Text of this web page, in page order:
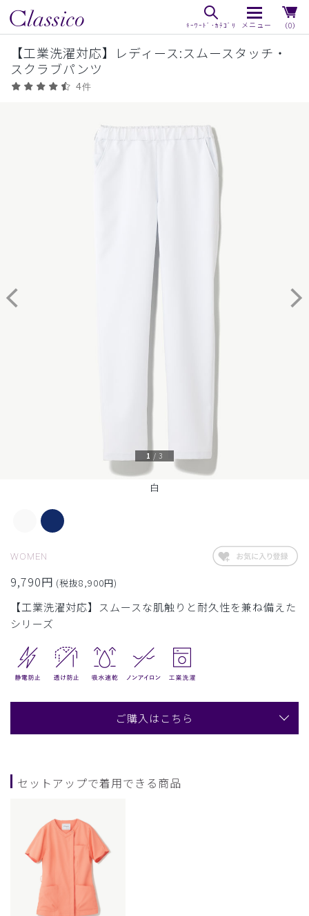
（0）
【工業洗濯対応】レディース:スムースタッチ・
スクラブパンツ
4件
白
1 / 3
WOMEN
9,790円 (税抜8,900円)
【工業洗濯対応】スムースな肌触りと耐久性を兼ね備えた
シリーズ
ご購入はこちら
セットアップで着用できる商品